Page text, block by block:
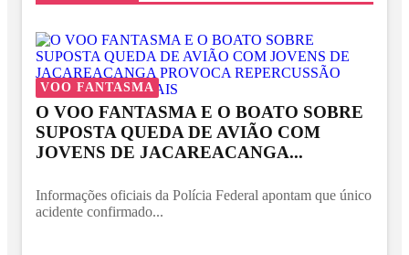
VOO FANTASMA
O VOO FANTASMA E O BOATO SOBRE
SUPOSTA QUEDA DE AVIÃO COM
JOVENS DE JACAREACANGA...
Informações oficiais da Polícia Federal apontam que único
acidente confirmado...